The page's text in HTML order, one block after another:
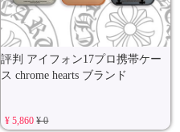
評判 アイフォン17プロ携帯ケー
ス chrome hearts ブランド
¥ 5,860¥ 0